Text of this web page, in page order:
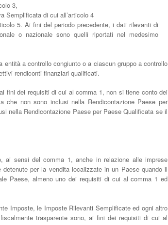
3,
Semplificata di cui all’articolo 4
5. Ai fini del periodo precedente, i dati rilevanti di
o nazionale sono quelli riportati nel medesimo
a controllo congiunto o a ciascun gruppo a controllo
rendiconti finanziari qualificati.
fini dei requisiti di cui al comma 1, non si tiene conto dei
che non sono inclusi nella Rendicontazione Paese per
nella Rendicontazione Paese per Paese Qualificata se il
ai sensi del comma 1, anche in relazione alle imprese
per la vendita localizzate in un Paese quando il
Paese, almeno uno dei requisiti di cui al comma 1 ed
Imposte, le Imposte Rilevanti Semplificate ed ogni altro
trasparente sono, ai fini dei requisiti di cui al